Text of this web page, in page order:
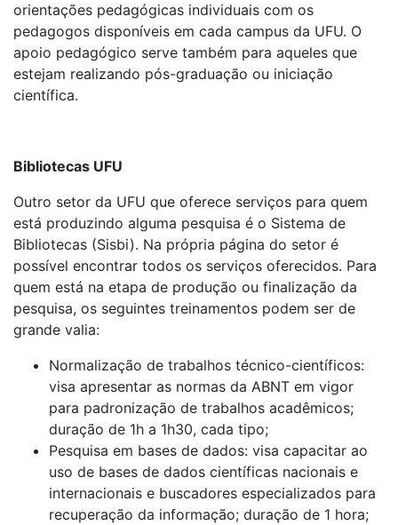
orientações pedagógicas individuais com os
pedagogos disponíveis em cada campus da UFU. O
apoio pedagógico serve também para aqueles que
estejam realizando pós-graduação ou iniciação
científica.
Bibliotecas UFU
Outro setor da UFU que oferece serviços para quem
está produzindo alguma pesquisa é o Sistema de
Bibliotecas (Sisbi). Na própria página do setor é
possível encontrar todos os serviços oferecidos. Para
quem está na etapa de produção ou finalização da
pesquisa, os seguintes treinamentos podem ser de
grande valia:
Normalização de trabalhos técnico-científicos:
visa apresentar as normas da ABNT em vigor
para padronização de trabalhos acadêmicos;
duração de 1h a 1h30, cada tipo;
Pesquisa em bases de dados: visa capacitar ao
uso de bases de dados científicas nacionais e
internacionais e buscadores especializados para
recuperação da informação; duração de 1 hora;